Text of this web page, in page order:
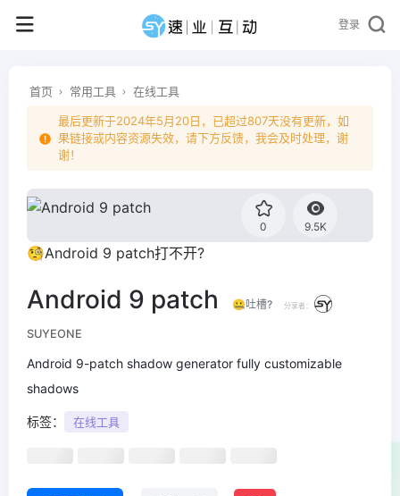
登录
首页 常用工具 在线工具
最后更新于2024年5月20日，已超过807天没有更新，如
果链接或内容资源失效，请下方反馈，我会及时处理，谢
谢！
0 9.5K
🧐Android 9 patch打不开?
Android 9 patch 🤐吐槽? 分享者：
SUYEONE
Android 9-patch shadow generator fully customizable
shadows
标签： 在线工具